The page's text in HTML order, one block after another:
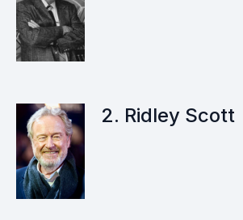
2. Ridley Scott